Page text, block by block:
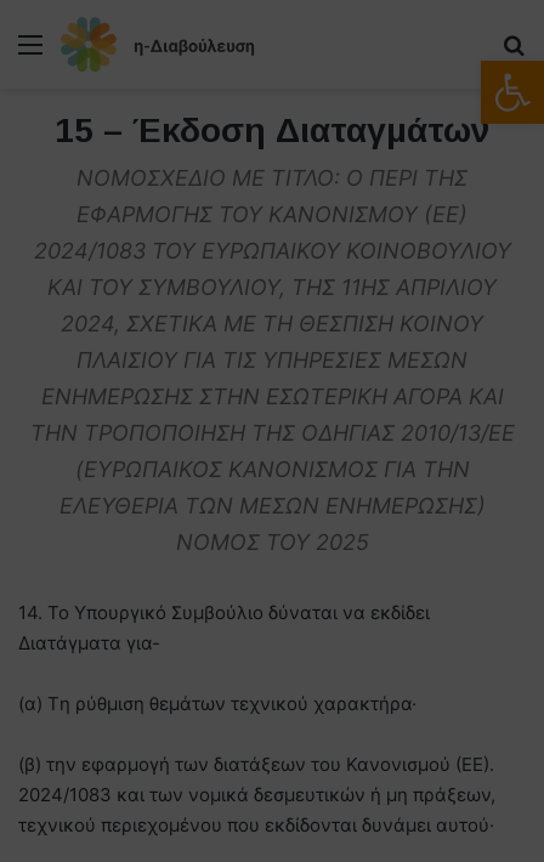
Μενού
15 – Έκδοση Διαταγμάτων
ΝΟΜΟΣΧΕΔΙΟ ΜΕ ΤΙΤΛΟ: Ο ΠΕΡΙ ΤΗΣ
ΕΦΑΡΜΟΓΗΣ ΤΟΥ ΚΑΝΟΝΙΣΜΟΥ (ΕΕ)
2024/1083 ΤΟΥ ΕΥΡΩΠΑΙΚΟΥ ΚΟΙΝΟΒΟΥΛΙΟΥ
ΚΑΙ ΤΟΥ ΣΥΜΒΟΥΛΙΟΥ, ΤΗΣ 11ΗΣ ΑΠΡΙΛΙΟΥ
2024, ΣΧΕΤΙΚΑ ΜΕ ΤΗ ΘΕΣΠΙΣΗ ΚΟΙΝΟΥ
ΠΛΑΙΣΙΟΥ ΓΙΑ ΤΙΣ ΥΠΗΡΕΣΙΕΣ ΜΕΣΩΝ
ΕΝΗΜΕΡΩΣΗΣ ΣΤΗΝ ΕΣΩΤΕΡΙΚΗ ΑΓΟΡΑ ΚΑΙ
ΤΗΝ ΤΡΟΠΟΠΟΙΗΣΗ ΤΗΣ ΟΔΗΓΙΑΣ 2010/13/ΕΕ
(ΕΥΡΩΠΑΙΚΟΣ ΚΑΝΟΝΙΣΜΟΣ ΓΙΑ ΤΗΝ
ΕΛΕΥΘΕΡΙΑ ΤΩΝ ΜΕΣΩΝ ΕΝΗΜΕΡΩΣΗΣ)
ΝΟΜΟΣ ΤΟΥ 2025
14. Το Υπουργικό Συμβούλιο δύναται να εκδίδει
Διατάγματα για-
(α) Tη ρύθμιση θεμάτων τεχνικού χαρακτήρα·
(β) την εφαρμογή των διατάξεων του Κανονισμού (ΕΕ).
2024/1083 και των νομικά δεσμευτικών ή μη πράξεων,
τεχνικού περιεχομένου που εκδίδονται δυνάμει αυτού·